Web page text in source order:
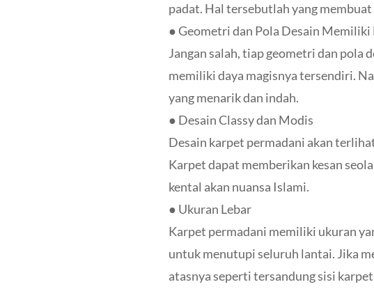
padat. Hal tersebutlah yang
● Geometri dan Pola Desain Memiliki
Jangan salah, tiap geometri dan pola
memiliki daya magisnya tersendiri.
yang menarik dan indah.
● Desain Classy dan Modis
Desain karpet permadani akan
Karpet dapat memberikan kesan
kental akan nuansa Islami.
● Ukuran Lebar
Karpet permadani memiliki ukuran
untuk menutupi seluruh lantai. Jika
atasnya seperti tersandung sisi